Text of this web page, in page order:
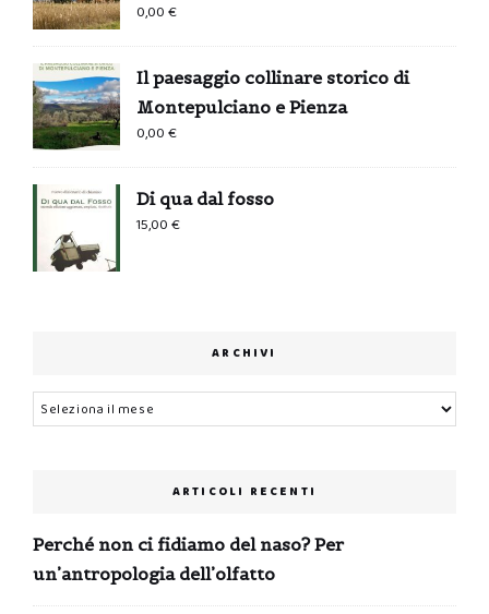
0,00€
Il paesaggio collinare storico di
Montepulciano e Pienza
0,00€
Di qua dal fosso
15,00€
ARCHIVI
Archivi
ARTICOLI RECENTI
Perché non ci fidiamo del naso? Per
un’antropologia dell’olfatto